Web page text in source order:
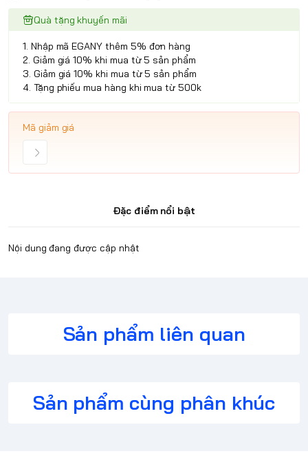
Quà tặng khuyến mãi
1. Nhập mã EGANY thêm 5% đơn hàng
2. Giảm giá 10% khi mua từ 5 sản phẩm
3. Giảm giá 10% khi mua từ 5 sản phẩm
4. Tặng phiếu mua hàng khi mua từ 500k
Mã giảm giá
Đặc điểm nổi bật
Nội dung đang được cập nhật
Sản phẩm liên quan
Sản phẩm cùng phân khúc